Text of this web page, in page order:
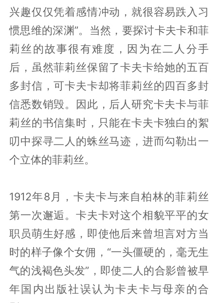
兴趣仅仅凭着感情冲动，就很容易跌入习
惯思维的深渊”。当然，要探讨卡夫卡和菲
莉丝的故事很有难度，因为在二人分手
后，虽然菲莉丝保留了卡夫卡给她的五百
多封信，可卡夫卡却将菲莉丝的四百多封
信悉数销毁。因此，后人研究卡夫卡与菲
莉丝的书信集时，只能在卡夫卡独白的絮
叨中探寻二人的蛛丝马迹，进而勾勒出一
个立体的菲莉丝。
1912年8月，卡夫卡与来自柏林的菲莉丝
第一次邂逅。卡夫卡对这个相貌平平的女
职员萌生好感，即使他后来曾坦言对方当
时的样子像个女佣，“一头僵硬的，毫无生
气的浅褐色头发”，即使二人的合影曾被早
年国内出版社误认为卡夫卡与母亲的合